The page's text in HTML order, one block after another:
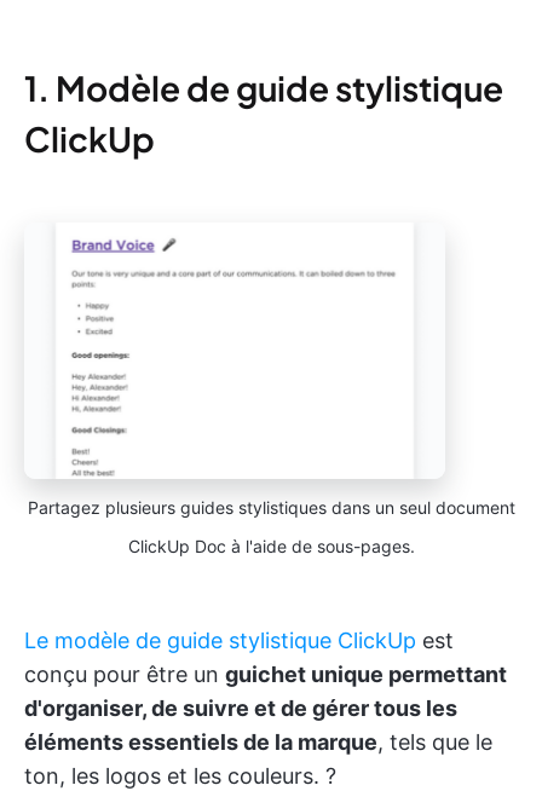
1. Modèle de guide stylistique
ClickUp
Partagez plusieurs guides stylistiques dans un seul document
ClickUp Doc à l'aide de sous-pages.
Le modèle de guide stylistique ClickUp est
conçu pour être un guichet unique permettant
d'organiser, de suivre et de gérer tous les
éléments essentiels de la marque, tels que le
ton, les logos et les couleurs. ?